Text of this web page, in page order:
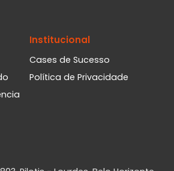
Institucional
Cases de Sucesso
Política de Privacidade